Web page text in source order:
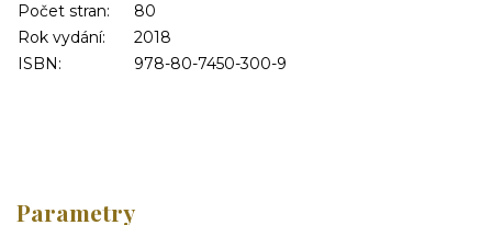
Počet stran:
80
Rok vydání:
2018
ISBN:
978-80-7450-300-9
Parametry